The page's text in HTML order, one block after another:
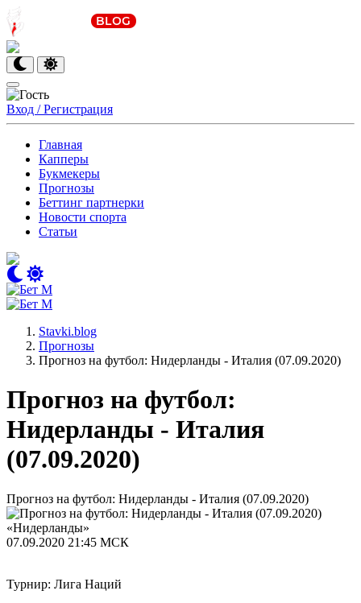
Вход / Регистрация
Главная
Капперы
Букмекеры
Прогнозы
Беттинг партнерки
Новости спорта
Статьи
Stavki.blog
Прогнозы
Прогноз на футбол: Нидерланды - Италия (07.09.2020)
Прогноз на футбол:
Нидерланды - Италия
(07.09.2020)
Прогноз на футбол: Нидерланды - Италия (07.09.2020)
«Нидерланды»
07.09.2020 21:45 МСК
Турнир: Лига Наций